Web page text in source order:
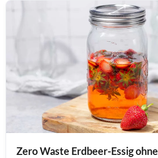
Zero Waste Erdbeer-Essig ohne